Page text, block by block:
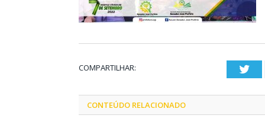
COMPARTILHAR:
CONTEÚDO RELACIONADO